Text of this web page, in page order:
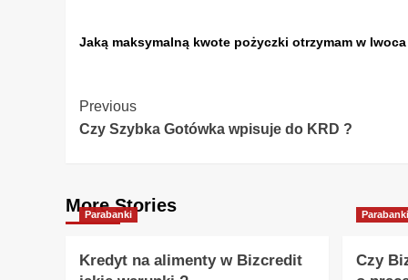
Jaką maksymalną kwote pożyczki otrzymam w Iwoca
Post
Navigation
Previous
Czy Szybka Gotówka wpisuje do KRD ?
More Stories
Parabanki
Kredyt na alimenty w Bizcredit
Parabanki
Czy